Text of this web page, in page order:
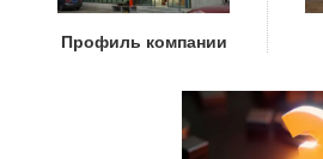
Профиль компании